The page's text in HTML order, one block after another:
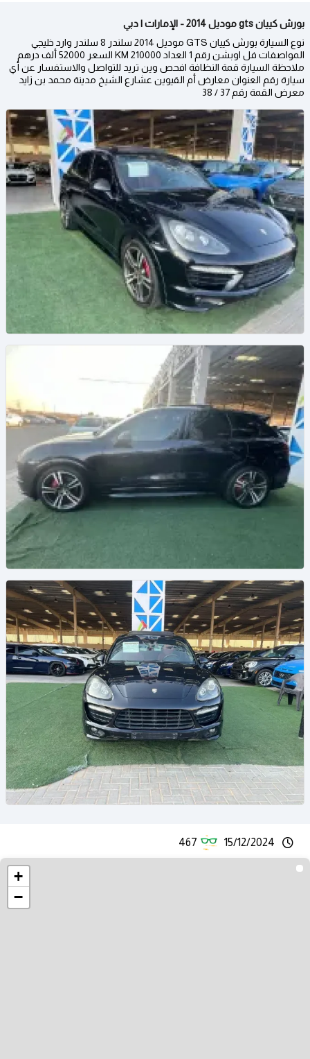
بورش كييان gts موديل 2014 - الإمارات | دبي
نوع السيارة بورش كييان GTS موديل 2014 سلندر 8 سلندر وارد خليجي
المواصفات فل اوبشن رقم 1 العداد 210000 KM السعر 52000 ألف درهم
ملاحظة السيارة قمة النظافة افحص وين تريد للتواصل والاستفسار عن أي
سيارة رقم العنوان معارض أم القيوين عشارع الشيخ مدينة محمد بن زايد
معرض القمة رقم 37 / 38
15/12/2024
467
+
−